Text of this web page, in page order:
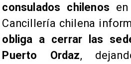
consulados chilenos
Cancillería chilena
obliga a cerrar las
Puerto Ordaz,